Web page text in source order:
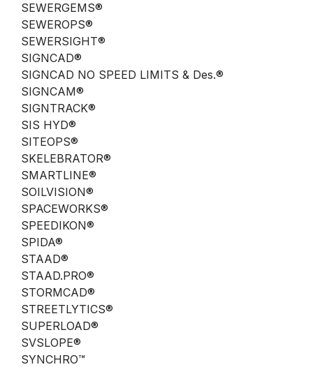
SEWERGEMS®
SEWEROPS®
SEWERSIGHT®
SIGNCAD®
SIGNCAD NO SPEED LIMITS & Des.®
SIGNCAM®
SIGNTRACK®
SIS HYD®
SITEOPS®
SKELEBRATOR®
SMARTLINE®
SOILVISION®
SPACEWORKS®
SPEEDIKON®
SPIDA®
STAAD®
STAAD.PRO®
STORMCAD®
STREETLYTICS®
SUPERLOAD®
SVSLOPE®
SYNCHRO™